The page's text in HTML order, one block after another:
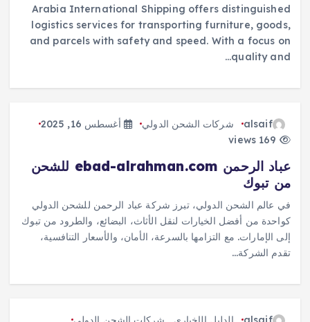
Arabia International Shipping offers distinguished
logistics services for transporting furniture, goods,
and parcels with safety and speed. With a focus on
quality and…
alsaif شركات الشحن الدولي
أغسطس 16, 2025
عباد الرحمن ebad-alrahman.com للشحن
من تبوك
في عالم الشحن الدولي، تبرز شركة عباد الرحمن للشحن الدولي
كواحدة من أفضل الخيارات لنقل الأثاث، البضائع، والطرود من تبوك
إلى الإمارات. مع التزامها بالسرعة، الأمان، والأسعار التنافسية،
تقدم الشركة…